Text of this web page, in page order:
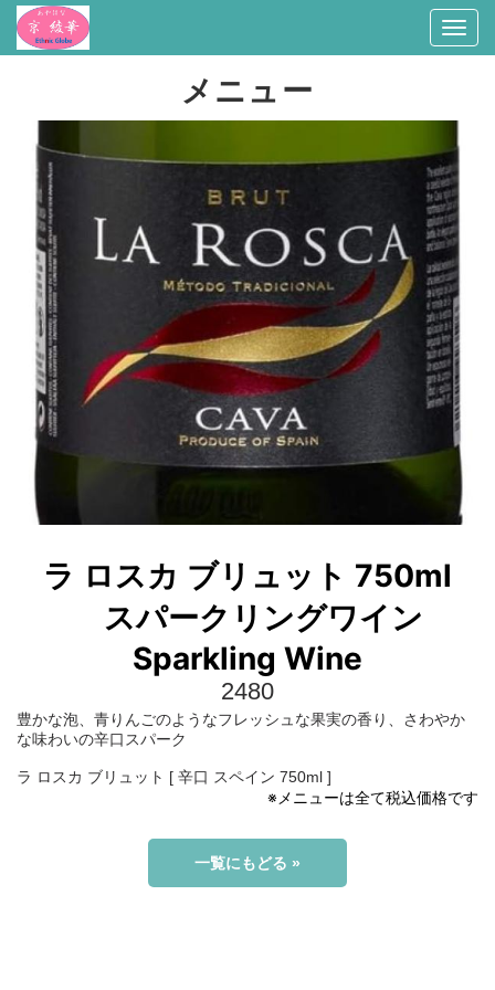
メニュー
ラ ロスカ ブリュット 750ml
スパークリングワイン
Sparkling Wine
2480
豊かな泡、青りんごのようなフレッシュな果実の香り、さわやか
な味わいの辛口スパーク
ラ ロスカ ブリュット [ 辛口 スペイン 750ml ]
※メニューは全て税込価格です
一覧にもどる »